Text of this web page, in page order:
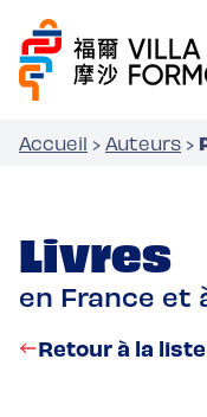
Accueil › Auteurs ›
Livres
en France et
Retour à la liste